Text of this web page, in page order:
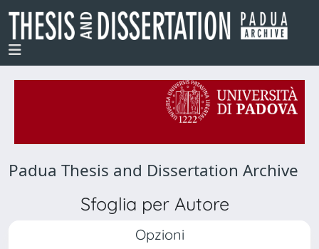
Padua Thesis and Dissertation Archive
Sfoglia per Autore
Opzioni